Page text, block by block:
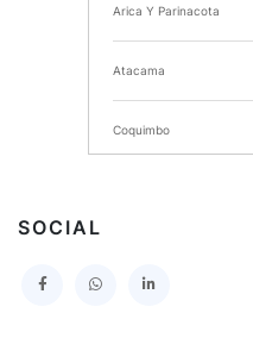
INSTITUTO NACIONAL
SERVICIO DE SALUD
TALCA
I MUNICIPALIDAD DE
SERVICIO DE SALUD
Arica Y Parinacota
Atacama
Coquimbo
SOCIAL